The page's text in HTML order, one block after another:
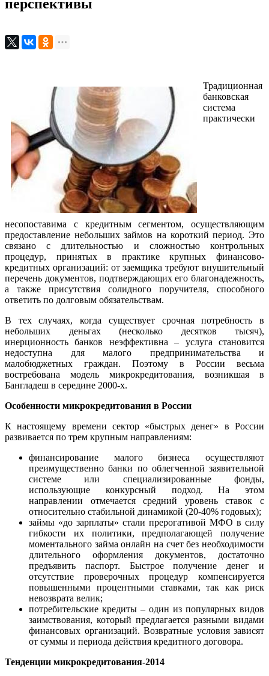
перспективы
Традиционная
банковская
система
практически
несопоставима с кредитным сегментом, осуществляющим
предоставление небольших займов на короткий период. Это
связано с длительностью и сложностью контрольных
процедур, принятых в практике крупных финансово-
кредитных организаций: от заемщика требуют внушительный
перечень документов, подтверждающих его благонадежность,
а также присутствия солидного поручителя, способного
ответить по долговым обязательствам.
В тех случаях, когда существует срочная потребность в
небольших деньгах (несколько десятков тысяч),
инерционность банков неэффективна – услуга становится
недоступна для малого предпринимательства и
малобюджетных граждан. Поэтому в России весьма
востребована модель микрокредитования, возникшая в
Бангладеш в середине 2000-х.
Особенности микрокредитования в России
К настоящему времени сектор «быстрых денег» в России
развивается по трем крупным направлениям:
финансирование малого бизнеса осуществляют
преимущественно банки по облегченной заявительной
системе или специализированные фонды,
использующие конкурсный подход. На этом
направлении отмечается средний уровень ставок с
относительно стабильной динамикой (20-40% годовых);
займы «до зарплаты» стали прерогативой МФО в силу
гибкости их политики, предполагающей получение
моментального займа онлайн на счет без необходимости
длительного оформления документов, достаточно
предъявить паспорт. Быстрое получение денег и
отсутствие проверочных процедур компенсируется
повышенными процентными ставками, так как риск
невозврата велик;
потребительские кредиты – один из популярных видов
заимствования, который предлагается разными видами
финансовых организаций. Возвратные условия зависят
от суммы и периода действия кредитного договора.
Тенденции микрокредитования-2014